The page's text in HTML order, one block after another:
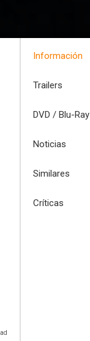
Información
Trailers
DVD / Blu-Ray
Noticias
Similares
Críticas